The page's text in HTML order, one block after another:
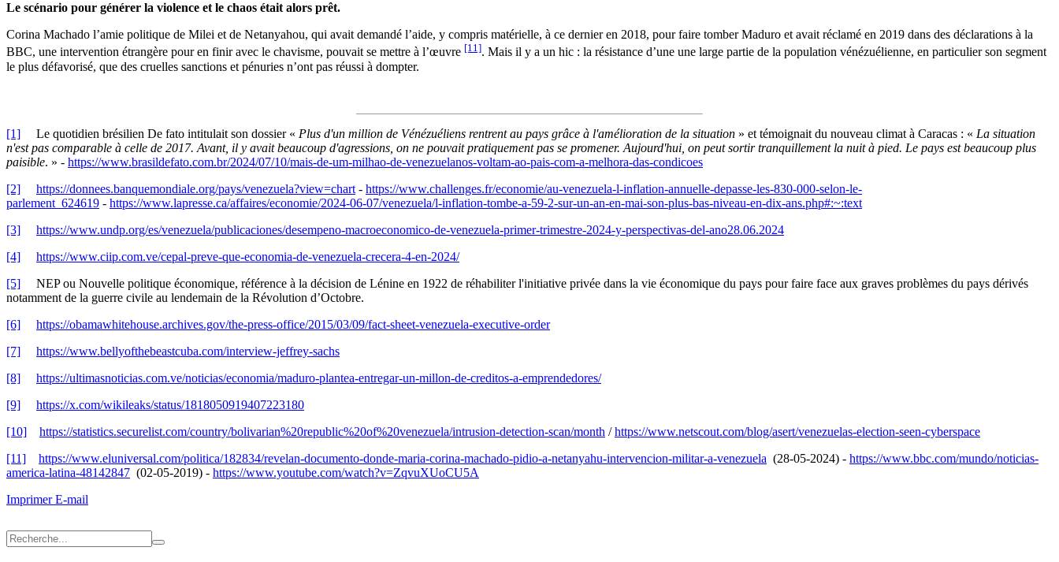
Le scénario pour générer la violence et le chaos était alors prêt.
Corina Machado l’amie politique de Milei et de Netanyahou, qui avait demandé l’aide, y compris matérielle, à ce dernier en 2018, pour faire tomber Maduro et avait réclamé en 2019 dans des déclarations à la
BBC, une intervention étrangère pour en finir avec le chavisme, pouvait se mettre à l’œuvre [11]. Mais il y a un hic : la résistance d’une une large partie de la population vénézuélienne, en particulier son segment
le plus défavorisé, que des cruelles sanctions et pénuries n’ont pas réussi à dompter.
[1] Le quotidien brésilien De fato intitulait son dossier « Plus d'un million de Vénézuéliens rentrent au pays grâce à l'amélioration de la situation » et témoignait du nouveau climat à Caracas : « La situation
n'est pas comparable à celle de 2017. Avant, il y avait beaucoup d'agressions, on ne pouvait pratiquement pas se promener. Aujourd'hui, on peut sortir tranquillement la nuit à pied. Le pays est beaucoup plus
paisible. » - https://www.brasildefato.com.br/2024/07/10/mais-de-um-milhao-de-venezuelanos-voltam-ao-pais-com-a-melhora-das-condicoes
[2]
https://donnees.banquemondiale.org/pays/venezuela?view=chart - https://www.challenges.fr/economie/au-venezuela-l-inflation-annuelle-depasse-les-830-000-selon-le-
parlement_624619 - https://www.lapresse.ca/affaires/economie/2024-06-07/venezuela/l-inflation-tombe-a-59-2-sur-un-an-en-mai-son-plus-bas-niveau-en-dix-ans.php#:~:text
[3]
https://www.undp.org/es/venezuela/publicaciones/desempeno-macroeconomico-de-venezuela-primer-trimestre-2024-y-perspectivas-del-ano28.06.2024
[4]
https://www.ciip.com.ve/cepal-preve-que-economia-de-venezuela-crecera-4-en-2024/
[5] NEP ou Nouvelle politique économique, référence à la décision de Lénine en 1922 de réhabiliter l'initiative privée dans la vie économique du pays pour faire face aux graves problèmes du pays dérivés
notamment de la guerre civile au lendemain de la Révolution d’Octobre.
[6]
https://obamawhitehouse.archives.gov/the-press-office/2015/03/09/fact-sheet-venezuela-executive-order
[7]
https://www.bellyofthebeastcuba.com/interview-jeffrey-sachs
[8]
https://ultimasnoticias.com.ve/noticias/economia/maduro-plantea-entregar-un-millon-de-creditos-a-emprendedores/
[9]
https://x.com/wikileaks/status/1818050919407223180
[10]
https://statistics.securelist.com/country/bolivarian%20republic%20of%20venezuela/intrusion-detection-scan/month /https://www.netscout.com/blog/asert/venezuelas-election-seen-cyberspace
[11]
https://www.eluniversal.com/politica/182834/revelan-documento-donde-maria-corina-machado-pidio-a-netanyahu-intervencion-militar-a-venezuela (28-05-2024) - https://www.bbc.com/mundo/noticias-
america-latina-48142847 (02-05-2019) - https://www.youtube.com/watch?v=ZqvuXUoCU5A
ImprimerE-mail